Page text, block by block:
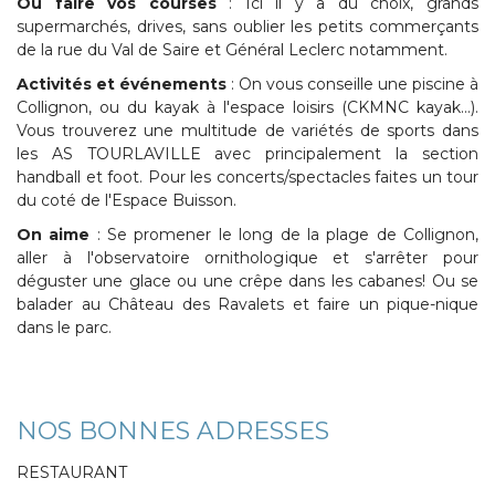
supermarchés, drives, sans oublier les petits commerçants
de la rue du Val de Saire et Général Leclerc notamment.
Activités et événements : On vous conseille une piscine à
Collignon, ou du kayak à l'espace loisirs (CKMNC kayak…).
Vous trouverez une multitude de variétés de sports dans
les AS TOURLAVILLE avec principalement la section
handball et foot. Pour les concerts/spectacles faites un tour
du coté de l'Espace Buisson.
On aime : Se promener le long de la plage de Collignon,
aller à l'observatoire ornithologique et s'arrêter pour
déguster une glace ou une crêpe dans les cabanes! Ou se
balader au Château des Ravalets et faire un pique-nique
dans le parc.
NOS BONNES ADRESSES
RESTAURANT